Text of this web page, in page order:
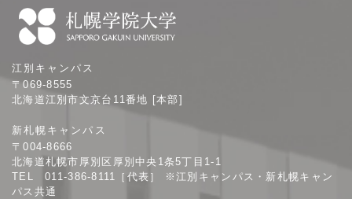
幌
学
大
学
江別キャンパス
〒069-8555
北海道江別市文京台11番地 [本部]
新札幌キャンパス
〒004-8666
北海道札幌市厚別区厚別中央1条5丁目1-1
TEL 011-386-8111［代表］ ※江別キャンパス・新札幌キャン
パス共通